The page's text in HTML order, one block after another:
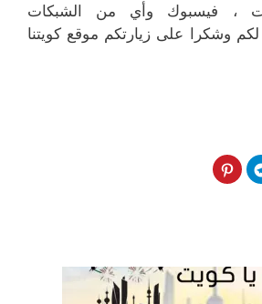
، فيسبوك وأي من الشبكات
لكم وشكرا على زيارتكم موقع كويتنا